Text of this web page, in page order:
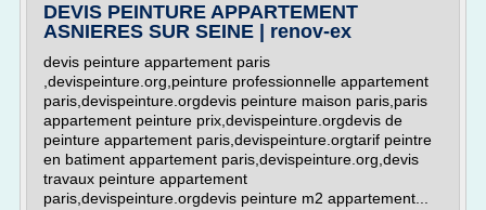
DEVIS PEINTURE APPARTEMENT
ASNIERES SUR SEINE | renov-ex
devis peinture appartement paris
,devispeinture.org,peinture professionnelle appartement
paris,devispeinture.orgdevis peinture maison paris,paris
appartement peinture prix,devispeinture.orgdevis de
peinture appartement paris,devispeinture.orgtarif peintre
en batiment appartement paris,devispeinture.org,devis
travaux peinture appartement
paris,devispeinture.orgdevis peinture m2 appartement...